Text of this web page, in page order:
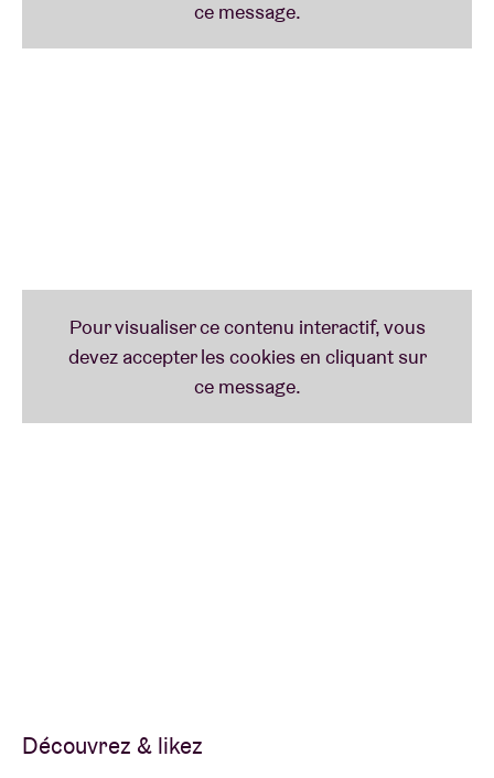
Découvrez & likez